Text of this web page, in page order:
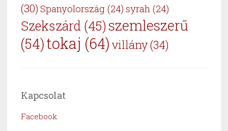
(30) Spanyolország (24) syrah (24)
Szekszárd (45)szemleszerű
(54)tokaj (64) villány(34)
Kapcsolat
Facebook